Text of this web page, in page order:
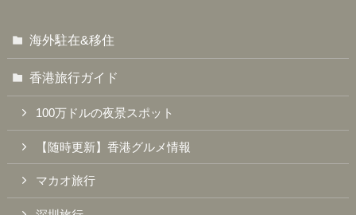
海外駐在&移住
香港旅行ガイド
100万ドルの夜景スポット
【随時更新】香港グルメ情報
マカオ旅行